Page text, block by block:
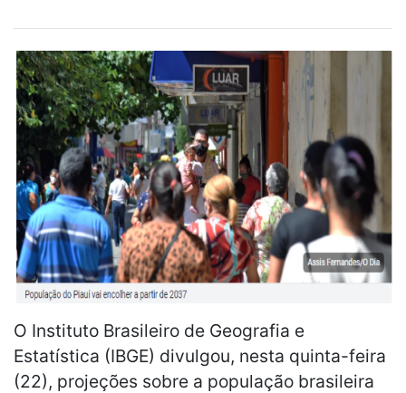
O Instituto Brasileiro de Geografia e
Estatística (IBGE) divulgou, nesta quinta-feira
(22), projeções sobre a população brasileira